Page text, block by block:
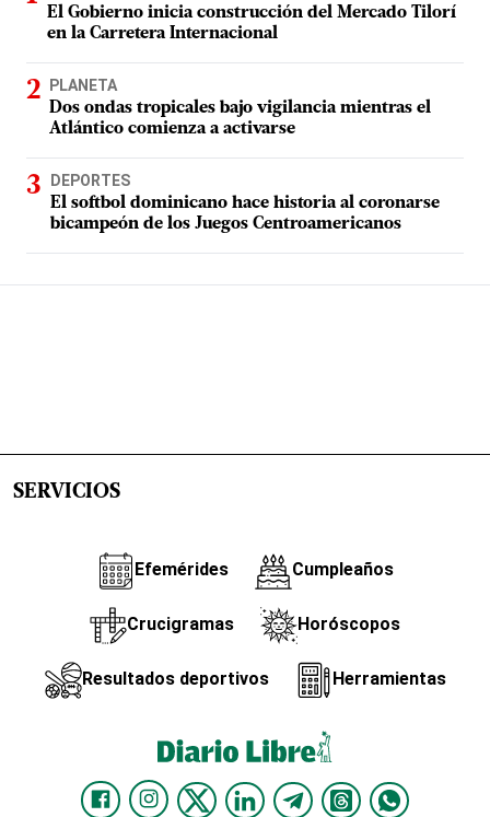
El Gobierno inicia construcción del Mercado Tilorí
en la Carretera Internacional
PLANETA
Dos ondas tropicales bajo vigilancia mientras el
Atlántico comienza a activarse
DEPORTES
El softbol dominicano hace historia al coronarse
bicampeón de los Juegos Centroamericanos
SERVICIOS
Efemérides Cumpleaños
Crucigramas Horóscopos
Resultados deportivos Herramientas